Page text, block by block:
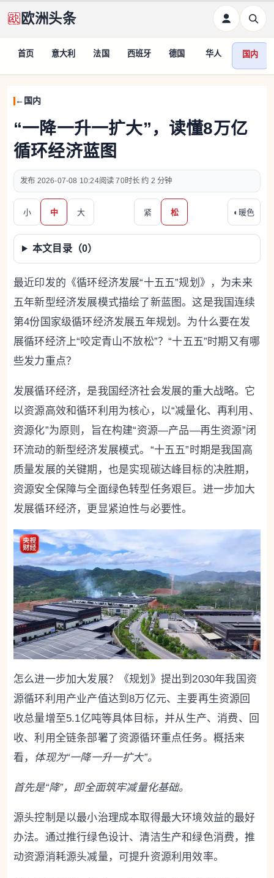
欧洲头条
首页 意大利 法国 西班牙 德国 华人 国内
国内
“一降一升一扩大”，读懂8万亿
循环经济蓝图
2026-07-08 10:24 70 约 2 分钟
小 中 大 紧 松 ◐ 暖色
本文目录（0）
最近印发的《循环经济发展“十五五”规划》，为未来
五年新型经济发展模式描绘了新蓝图。这是我国连续
第4份国家级循环经济发展五年规划。为什么要在发
展循环经济上“咬定青山不放松”？“十五五”时期又有哪
些发力重点？
发展循环经济，是我国经济社会发展的重大战略。它
以‌资源高效和循环利用为核心‌，以‌“减量化、再利用、
资源化”为原则‌，旨在构建‌“资源—产品—再生资源”闭
环流动‌的新型经济发展模式。“十五五”时期是我国高
质量发展的关键期，也是实现碳达峰目标的决胜期，
资源安全保障与全面绿色转型任务艰巨。进一步加大
发展循环经济，更显紧迫性与必要性。
怎么进一步加大发展？《规划》提出到2030年我国资
源循环利用产业产值达到8万亿元、主要再生资源回
收总量增至5.1亿吨等具体目标，并从生产、消费、回
收、利用全链条部署了资源循环重点任务。概括来
看， 体现为“一降一升一扩大”。
首先是“降”，即全面筑牢减量化基础。
源头控制是以最小治理成本取得最大环境效益的最好
办法。通过推行绿色设计、清洁生产和绿色消费，推
动资源消耗源头减量，可提升资源利用效率。